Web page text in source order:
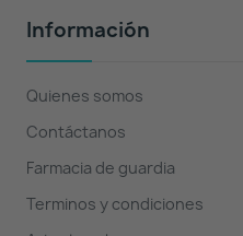
Información
Quienes somos
Contáctanos
Farmacia de guardia
Terminos y condiciones